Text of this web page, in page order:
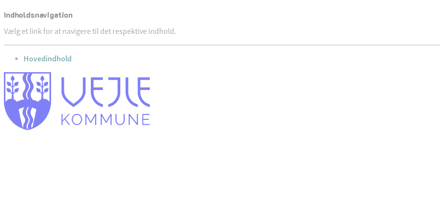
Indholdsnavigation
Vælg et link for at navigere til det respektive indhold.
gå til
Hovedindhold